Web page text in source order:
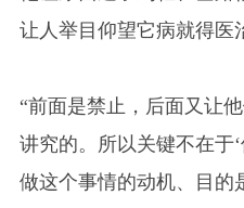
让人举目仰望它病就得医
“前面是禁止，后面又让
讲究的。所以关键不在于
做这个事情的动机、目的